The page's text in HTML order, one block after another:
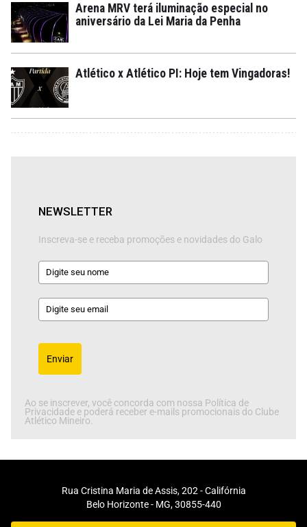
Arena MRV terá iluminação especial no
aniversário da Lei Maria da Penha
Atlético x Atlético PI: Hoje tem Vingadoras!
NEWSLETTER
Inscreva-se e receba promoções e novidades do Galo
Enviar
Ao se inscrever, você concorda com nossa Política de
Privacidade e poderá receber e-mails promocionais do Clube
Atlético Mineiro.
Rua Cristina Maria de Assis, 202 - Califórnia
Belo Horizonte - MG, 30855-440